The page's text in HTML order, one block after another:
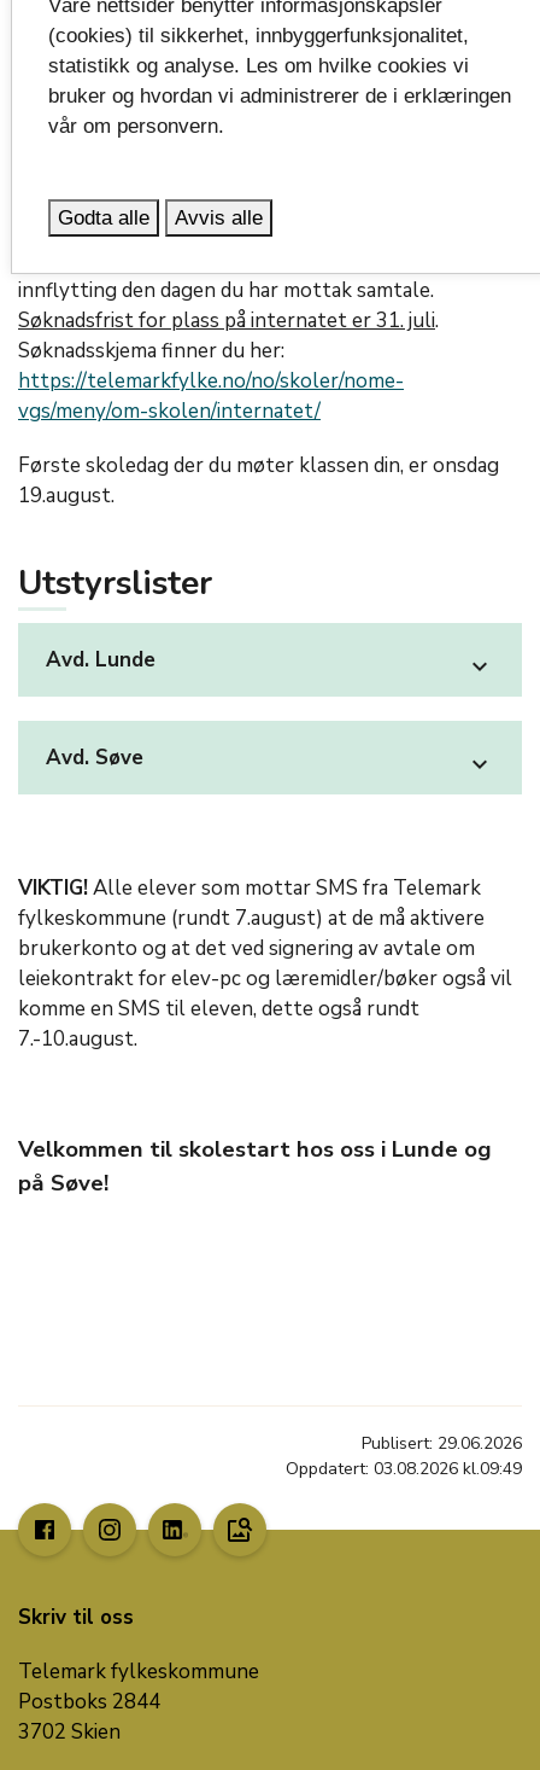
Når det gjelder bokutlevering, så vil det skje noen
dager etter at dere har starta opp på skolen.
Fagbøkene deres lånes ut på skolen og leveres
tilbake når skoleåret er ferdig. Vi vil også minne om at
sommer, må bøkene erstattes.
innflytting den dagen du har mottak samtale.
Søknadsfrist for plass på internatet er 31. juli.
Søknadsskjema finner du her:
https://telemarkfylke.no/no/skoler/nome-
vgs/meny/om-skolen/internatet/
Første skoledag der du møter klassen din, er onsdag
19.august.
Utstyrslister
Avd. Lunde expand_more
Avd. Søve expand_more
VIKTIG!Alle elever som mottar SMS fra Telemark
fylkeskommune (rundt 7.august) at de må aktivere
brukerkonto og at det ved signering av avtale om
leiekontrakt for elev-pc og læremidler/bøker også vil
komme en SMS til eleven, dette også rundt
7.-10.august.
Velkommen til skolestart hos oss i Lunde og
på Søve!
Publisert: 29.06.2026
Oppdatert: 03.08.2026 kl.09:49
image_search
Skriv til oss
Telemark fylkeskommune
Postboks 2844
3702 Skien
Våre nettsider benytter informasjonskapsler
(cookies) til sikkerhet, innbyggerfunksjonalitet,
statistikk og analyse. Les om hvilke cookies vi
bruker og hvordan vi administrerer de i erklæringen
vår om personvern.
Godta alle Avvis alle